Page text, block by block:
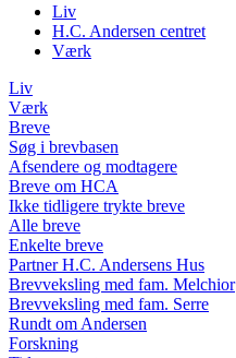
Liv
H.C. Andersen centret
Værk
Liv
Værk
Breve
Søg i brevbasen
Afsendere og modtagere
Breve om HCA
Ikke tidligere trykte breve
Alle breve
Enkelte breve
Partner H.C. Andersens Hus
Brevveksling med fam. Melchior
Brevveksling med fam. Serre
Rundt om Andersen
Forskning